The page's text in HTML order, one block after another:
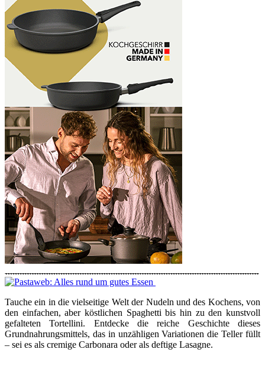
Tauche ein in die vielseitige Welt der Nudeln und des Kochens, von
den einfachen, aber köstlichen Spaghetti bis hin zu den kunstvoll
gefalteten Tortellini. Entdecke die reiche Geschichte dieses
Grundnahrungsmittels, das in unzähligen Variationen die Teller füllt
– sei es als cremige Carbonara oder als deftige Lasagne.